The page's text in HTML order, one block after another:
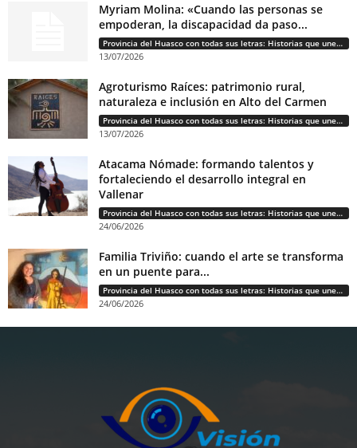
Myriam Molina: «Cuando las personas se
empoderan, la discapacidad da paso...
Provincia del Huasco con todas sus letras: Historias que unen cultura, diversidad e identidad
13/07/2026
Agroturismo Raíces: patrimonio rural,
naturaleza e inclusión en Alto del Carmen
Provincia del Huasco con todas sus letras: Historias que unen cultura, diversidad e identidad
13/07/2026
Atacama Nómade: formando talentos y
fortaleciendo el desarrollo integral en
Vallenar
Provincia del Huasco con todas sus letras: Historias que unen cultura, diversidad e identidad
24/06/2026
Familia Triviño: cuando el arte se transforma
en un puente para...
Provincia del Huasco con todas sus letras: Historias que unen cultura, diversidad e identidad
24/06/2026